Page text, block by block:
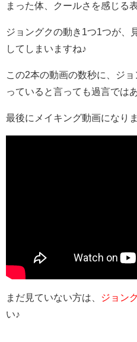
まった体、クールさを感じる表
ジョングクの動き1つ1つが、
してしまいますね♪
この2本の動画の数秒に、ジ
っていると言っても過言では
最後にメイキング動画になりま
まだ見ていない方は、 ジョン
い♪